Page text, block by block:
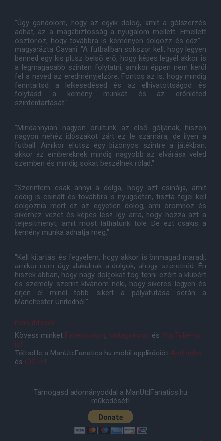
"Úgy gondolom, hogy az egyik dolog, amit a gólszerzés
adhat, az a magabiztosság a nyugalom mellett. Emellett
ösztönöz, hogy továbbra is keményen dolgozz és edz" -
magyarázta Cavani. "A futballban sokszor kell, hogy legyen
benned egy kis plusz belső erő, hogy képes legyél akkor is
a legmagasabb szinten folytatni, amikor éppen nem kerül
fel a neved az eredményjelzőre. Fontos az is, hogy mindig
fenntartsd a lelkesedésed és az elhivatottságod és
folytasd a kemény munkát és az erőnléted
szintentartását."
"Mindannyian nagyon örültünk az első góljának, hiszen
nagyon nehéz időszakot zárt ez le számára, de ilyen a
futball. Amikor eljutsz egy bizonyos szintre a játékban,
akkor az embereknek mindig nagyobb az elvárása veled
szemben és mindig sokat beszélnek rólad."
"Szerintem csak annyi a dolga, hogy azt csinálja, amit
eddig is csinált és továbbra is nyugodtan, tiszta fejjel kell
dolgoznia mert ez az egyetlen dolog, ami örömhöz és
sikerhez vezet és képes lesz így arra, hogy hozza azt a
teljesítményt, amit most láthatunk tőle. De ezt csakis a
kemény munka adhatja meg."
"Kell kitartás és fegyelem, hogy akkor is önmagad maradj,
amikor nem úgy alakulnak a dolgok, ahogy szeretnéd. Én
hiszek abban, hogy nagy dolgokat fog tenni ezért a klubért
és személy szerint kívánom neki, hogy sikeres legyen és
érjen el minél több sikert a pályafutása során a
Manchester Unitednél."
manutd.com
Kövess minket Facebookon, Instagramon és YouTube-on
is!
Töltsd le a ManUtdFanatics.hu mobil applikációt Androidra
és iOS-re!
Támogasd adományoddal a ManUtdFanatics.hu
működését!